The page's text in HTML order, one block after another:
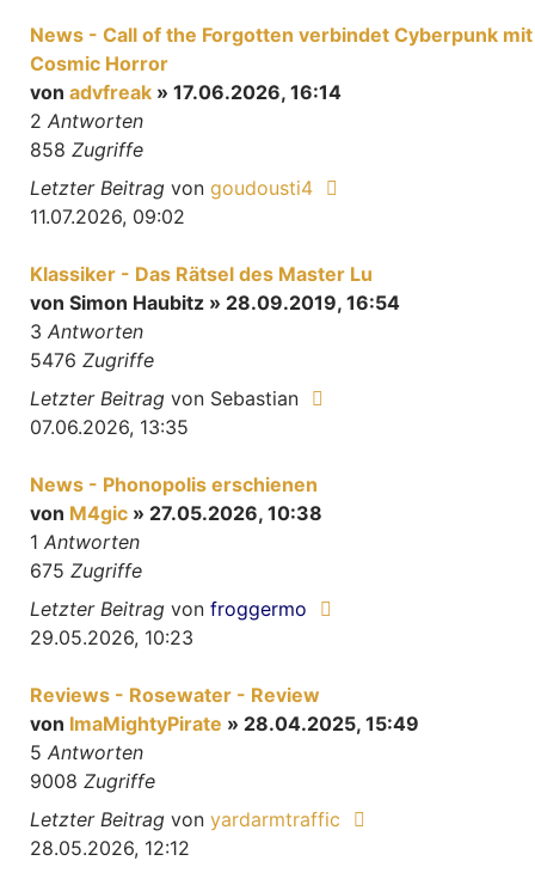
News - Call of the Forgotten verbindet Cyberpunk mit
Cosmic Horror
von advfreak » 17.06.2026, 16:14
2 Antworten
858 Zugriffe
Letzter Beitrag von goudousti4
11.07.2026, 09:02
Klassiker - Das Rätsel des Master Lu
von Simon Haubitz » 28.09.2019, 16:54
3 Antworten
5476 Zugriffe
Letzter Beitrag von Sebastian
07.06.2026, 13:35
News - Phonopolis erschienen
von M4gic » 27.05.2026, 10:38
1 Antworten
675 Zugriffe
Letzter Beitrag von froggermo
29.05.2026, 10:23
Reviews - Rosewater - Review
von ImaMightyPirate » 28.04.2025, 15:49
5 Antworten
9008 Zugriffe
Letzter Beitrag von yardarmtraffic
28.05.2026, 12:12